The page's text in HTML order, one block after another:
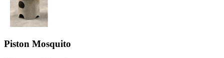
Piston Mosquito